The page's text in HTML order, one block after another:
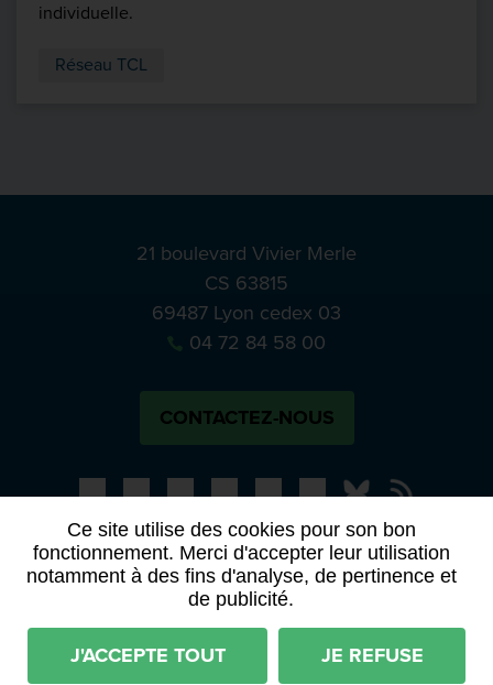
Ce site utilise des cookies pour son bon
fonctionnement. Merci d'accepter leur utilisation
notamment à des fins d'analyse, de pertinence et
de publicité.
J'ACCEPTE TOUT JE REFUSE
individuelle.
Réseau TCL
21 boulevard Vivier Merle
CS 63815
69487 Lyon cedex 03
04 72 84 58 00
CONTACTEZ-NOUS
BlueskyNotre
PRESSE
APPELS À MANIFESTATION D’INTÉRÊT
ACTES ET DÉLIBÉRATIONS
Mentions légales
Plan du site
Déclaration d'accessibilité (partiellement conforme)